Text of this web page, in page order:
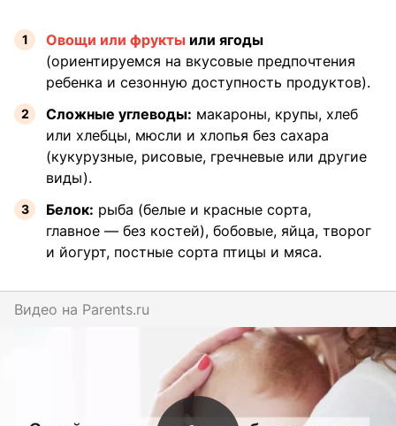
Овощи или фрукты или ягоды
(ориентируемся на вкусовые предпочтения
ребенка и сезонную доступность продуктов).
Сложные углеводы: макароны, крупы, хлеб
или хлебцы, мюсли и хлопья без сахара
(кукурузные, рисовые, гречневые или другие
виды).
Белок: рыба (белые и красные сорта,
главное — без костей), бобовые, яйца, творог
и йогурт, постные сорта птицы и мяса.
Видео на parents.ru